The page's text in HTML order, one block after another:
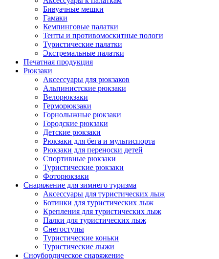
Бивуачные мешки
Гамаки
Кемпинговые палатки
Тенты и противомоскитные пологи
Туристические палатки
Экстремальные палатки
Печатная продукция
Рюкзаки
Аксессуары для рюкзаков
Альпинистские рюкзаки
Велорюкзаки
Герморюкзаки
Горнолыжные рюкзаки
Городские рюкзаки
Детские рюкзаки
Рюкзаки для бега и мультиспорта
Рюкзаки для переноски детей
Спортивные рюкзаки
Туристические рюкзаки
Фоторюкзаки
Снаряжение для зимнего туризма
Аксессуары для туристических лыж
Ботинки для туристических лыж
Крепления для туристических лыж
Палки для туристических лыж
Снегоступы
Туристические коньки
Туристические лыжи
Сноубордическое снаряжение